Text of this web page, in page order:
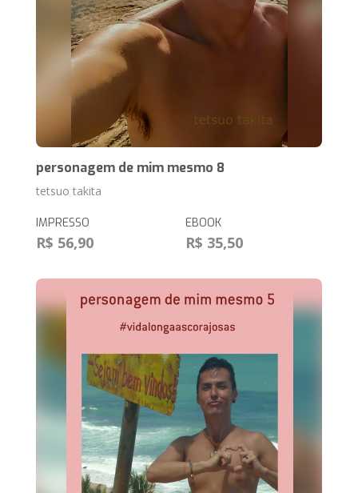
personagem de mim mesmo 8
tetsuo takita
IMPRESSO
R$ 56,90
EBOOK
R$ 35,50